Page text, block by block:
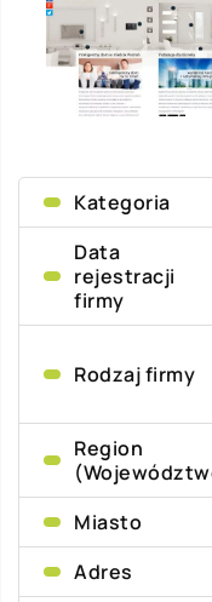
Kategoria
Data
rejestracji
firmy
Rodzaj firmy
Region
Miasto
Adres